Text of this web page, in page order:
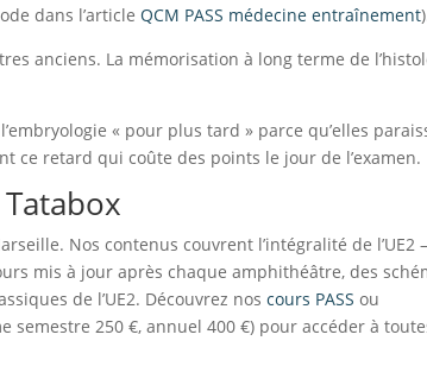
dans l’articleQCM PASS médecine entraînement
anciens. La mémorisation à long terme de
« pour plus tard » parce qu’elles
ce retard qui coûte des points le jour de l’examen.
Tatabox
Nos contenus couvrent l’intégralité de l’UE2
mis à jour après chaque amphithéâtre, des
de l’UE2. Découvrez noscours PASS ou
semestre 250 €, annuel 400 €) pour accéder à